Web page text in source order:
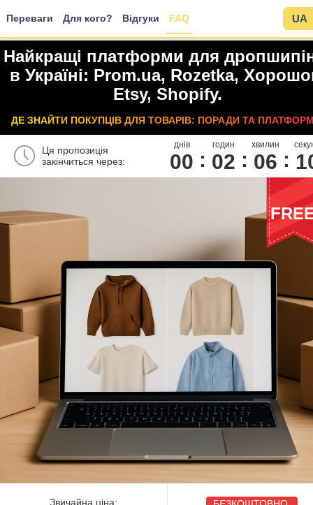
Переваги Для кого? Відгуки FAQ UA
Найкращі платформи для
в Україні: Prom.ua, Rozetka,
Etsy, Shopify.
ДЕ ЗНАЙТИ ПОКУПЦІВ ДЛЯ ТОВАРІВ: ПОРАДИ ТА
Ця пропозиція
закінчиться через:
днів
00
годин
02
хвилин
06 0
Звичайна ціна: